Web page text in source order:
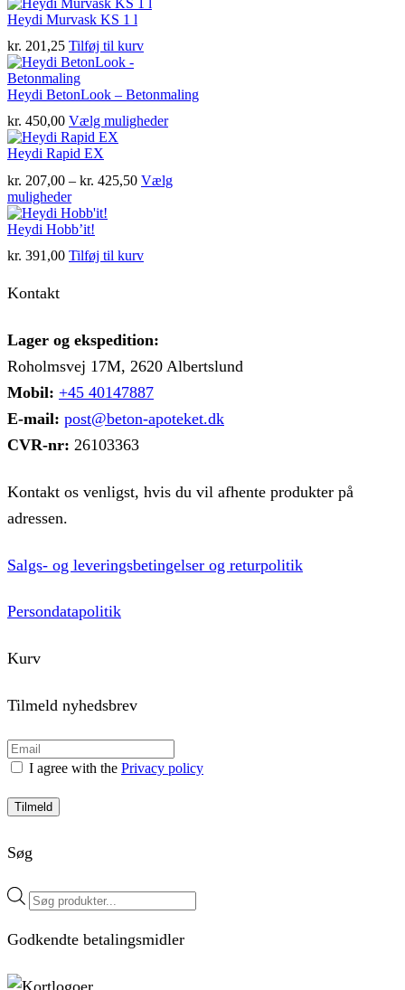
Heydi Murvask KS 1 l
kr. 201,25 Tilføj til kurv
Heydi BetonLook – Betonmaling
kr. 450,00 Vælg mulighederDette
varianter.
Heydi Rapid EX
kr. 207,00 – kr. 425,50Prisinterval:
Vælg
mulighederDette
vare
har
varianter.
varesiden
Heydi Hobb’it!
kr. 391,00 Tilføj til kurv
Kontakt
Lager og ekspedition:
Roholmsvej 17M, 2620 Albertslund
Mobil: +45 40147887
E-mail: post@beton-apoteket.dk
CVR-nr: 26103363
Kontakt os venligst, hvis du vil afhente produkter på
adressen.
Salgs- og leveringsbetingelser og returpolitik
Persondatapolitik
Kurv
Tilmeld nyhedsbrev
I agree with the Privacy policy
Tilmeld
Søg
Products
search
Godkendte betalingsmidler